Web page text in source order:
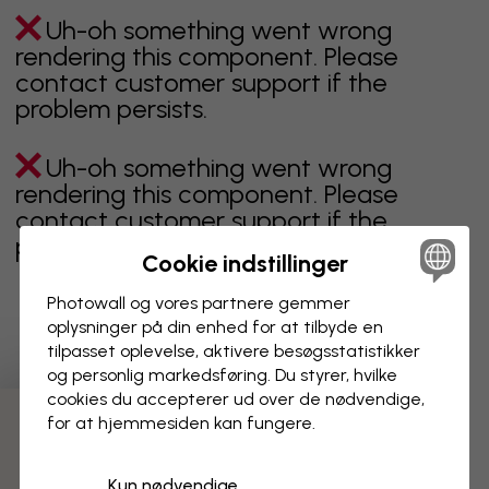
Uh-oh something went wrong
rendering this component. Please
contact customer support if the
problem persists.
Uh-oh something went wrong
rendering this component. Please
contact customer support if the
problem persists.
Viser side 1 af 1 sider
Opdag flere kategorier
Cookie indstillinger
Photowall og vores partnere gemmer
oplysninger på din enhed for at tilbyde en
tilpasset oplevelse, aktivere besøgs­statistikker
og personlig markedsføring. Du styrer, hvilke
cookies du accepterer ud over de nødvendige,
for at hjemmesiden kan fungere.